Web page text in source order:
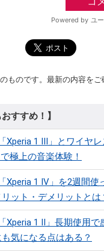
ものです。最新の内容をご
すすめ！】
Xperia 1 III」とワイヤ
極上の音楽体験！
Xperia 1 IV」を2週間
ット・デメリットとは
Xperia 1 II」長期使用
気になる点はある？